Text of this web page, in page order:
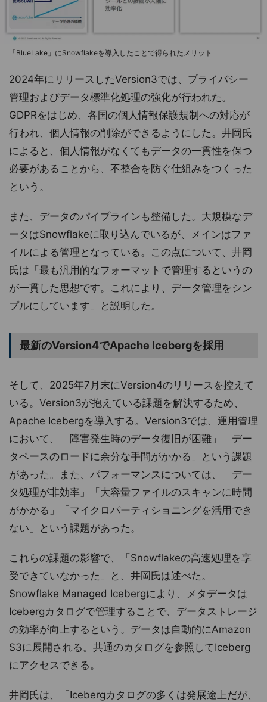
「BlueLake」にSnowflakeを導入したことで得られたメリット
2024年にリリースしたVersion3では、プライバシー
管理およびデータ標準化処理の強化が行われた。
GDPRをはじめ、各国の個人情報保護規制への対応が
行われ、個人情報の削除ができるようにした。井岡氏
によると、個人情報がなくてもデータの一貫性を保つ
必要があることから、不整合を防ぐ仕組みをつくった
という。
また、データのパイプラインも整備した。大規模なデ
ータはSnowflakeに取り込んでいるが、メインはファ
イルによる管理となっている。この点について、井岡
氏は「最も汎用的なフォーマットで管理するというの
が一貫した思想です。これにより、データ管理をシン
プルにしています」と説明した。
最新のVersion4でApache Icebergを採用
そして、2025年7月末にVersion4のリリースを控えて
いる。Version3が抱えている課題を解決するため、
Apache Icebergを導入する。Version3では、運用管理
において、「障害発生時のデータ復旧が困難」「デー
タベースのロードに余分な手間がかかる」という課題
があった。また、パフォーマンスについては、「デー
タ処理が非効率」「大容量ファイルのスキャンに時間
がかかる」「マイクロパーティショニングを活用でき
ない」という課題があった。
これらの課題の影響で、「Snowflakeの高速処理を享
受できていなかった」と、井岡氏は述べた。
Snowflake Managed Icebergにより、メタデータは
Icebergカタログで管理することで、データストレージ
の効率が向上するという。データは自動的にAmazon
S3に展開される。共通のカタログを参照してIceberg
にアクセスできる。
井岡氏は、「Icebergカタログの多くは発展途上だが、